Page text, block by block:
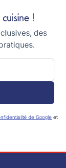
!
des
de Google et